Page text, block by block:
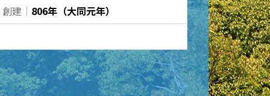
創建 ｜ 806年（大同元年）